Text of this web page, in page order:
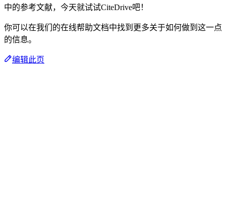
中的参考文献，今天就试试CiteDrive吧！
你可以在我们的在线帮助文档中找到更多关于如何做到这一点
的信息。
编辑此页